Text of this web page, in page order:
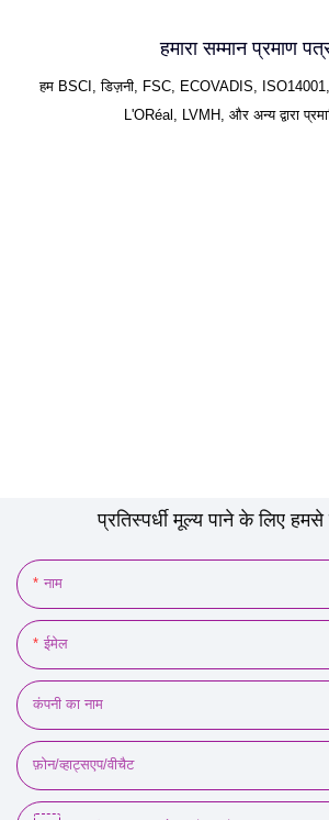
हमारा सम्मान प्रमाण
हम BSCI, डिज़नी, FSC, ECOVADIS,
L'ORéal, LVMH, और अन्य द्वारा
प्रतिस्पर्धी मूल्य पाने के लिए
नाम
ईमेल
कंपनी का नाम
फ़ोन/व्हाट्सएप/वीचैट